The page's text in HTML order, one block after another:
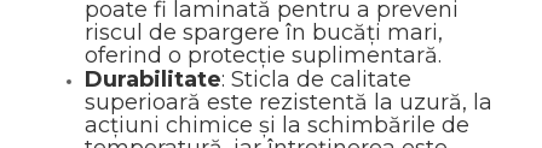
poate fi laminată pentru a preveni
riscul de spargere în bucăți mari,
oferind o protecție suplimentară.
Durabilitate: Sticla de calitate
superioară este rezistentă la uzură, la
acțiuni chimice și la schimbările de